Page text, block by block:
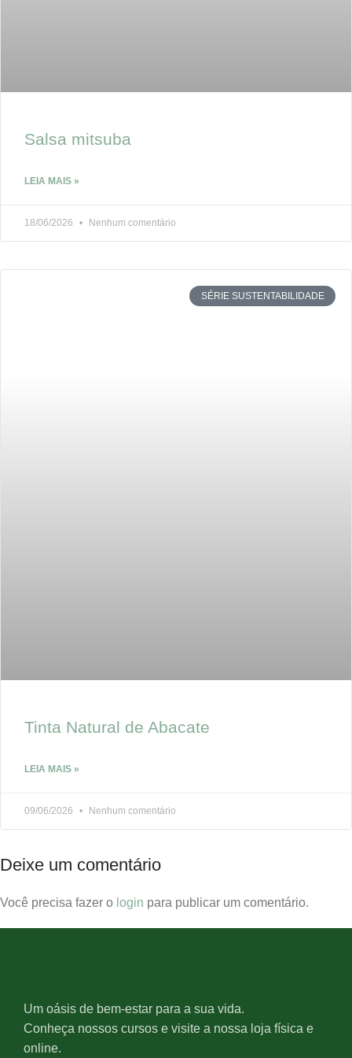
Salsa mitsuba
LEIA MAIS »
18/06/2026 Nenhum comentário
SÉRIE SUSTENTABILIDADE
Tinta Natural de Abacate
LEIA MAIS »
09/06/2026 Nenhum comentário
Deixe um comentário
Você precisa fazer o login para publicar um comentário.
Um oásis de bem-estar para a sua vida.
Conheça nossos cursos e visite a nossa loja física e
online.